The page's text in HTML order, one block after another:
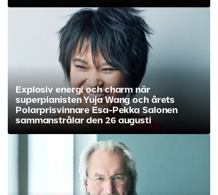
Explosiv energi och charm när
superpianisten Yuja Wang och årets
Polarprisvinnare Esa-Pekka Salonen
sammanstrålar den 26 augusti